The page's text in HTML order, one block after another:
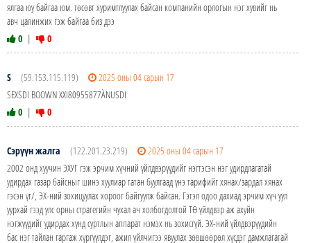
ялгаа юу байгаа юм. төсөвт хуримтлуулах байсан компанийн орлогын нэг хувийг нь
авч цалинжих гэж байгаа биз дээ
0 | 0
S (59.153.115.119)
2025 оны 04 сарын 17
SEXSDI BOOWN XXI80955877ÀNUSDI
0 | 0
Сэрүүн жалга (122.201.23.219)
2025 оны 04 сарын 17
2002 онд хуучин ЭХУГ гэж эрчим хүчний үйлдвэрүүдийг нэгтэсэн нэг удирдлагатай
удирдах газар байсныг шинэ хуулиар татан буулгаад үнэ тарифийг хянах/зардал хянах
гэсэн үг/, ЭХ-ний зохицуулах хороог байгуулж байсан. Гэтэл одоо дахиад эрчим хүч уул
уурхай гээд улс орны стратегийн чухал ач холбогдолтой ТӨ үйлдвэр аж ахуйн
нэгжүүдийг удирдах хүнд суртлын аппарат нэмэх нь зохисгүй. ЭХ-ний үйлдвэрүүдийн
бас нэг тайлан гаргаж хүргүүлдэг, ажил үйлчигээ явуулах зөвшөөрөл хүсдэг дамжлагатай